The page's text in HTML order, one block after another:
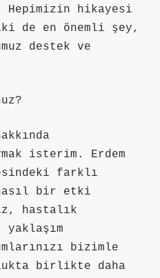
hikayesi
de en önemli şey,
destek ve
isterim. Erdem
farklı
bir etki
hastalık
bizimle
birlikte daha